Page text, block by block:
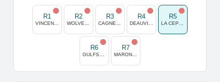
R1 R2 R3 R4 R5
R6 R7